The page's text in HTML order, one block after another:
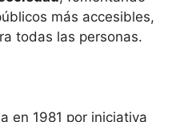
más accesibles,
todas las personas.
en 1981 por iniciativa